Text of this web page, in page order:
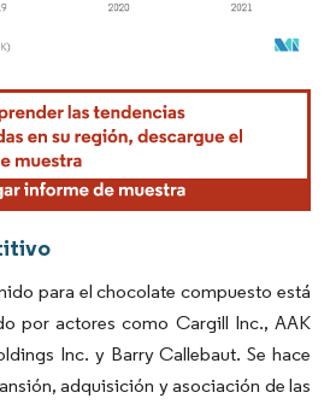
El uso requiere atribución según CC BY 4.0.
para el chocolate compuesto está
por actores como Cargill Inc., AAK
Inc. y Barry Callebaut. Se hace
adquisición y asociación de las